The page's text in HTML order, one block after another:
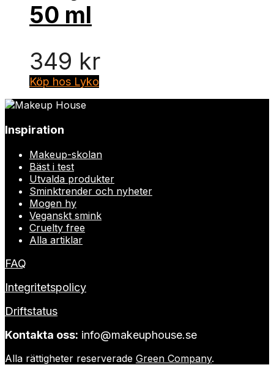
50 ml
349 kr
Köp hos Lyko
Inspiration
Makeup-skolan
Bäst i test
Utvalda produkter
Sminktrender och nyheter
Mogen hy
Veganskt smink
Cruelty free
Alla artiklar
FAQ
Integritetspolicy
Driftstatus
Kontakta oss: info@makeuphouse.se
Alla rättigheter reserverade Green Company.